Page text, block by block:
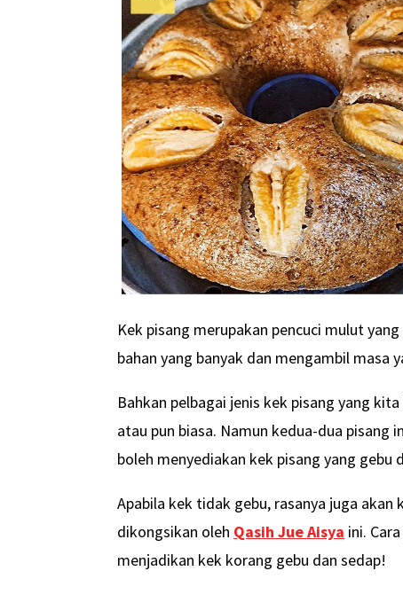
Kek pisang merupakan pencuci mulut
bahan yang banyak dan mengambil masa
Bahkan pelbagai jenis kek pisang yang
atau pun biasa. Namun kedua-dua pisang
boleh menyediakan kek pisang yang gebu
Apabila kek tidak gebu, rasanya juga
dikongsikan oleh Qasih Jue Aisya ini.
menjadikan kek korang gebu dan sedap!